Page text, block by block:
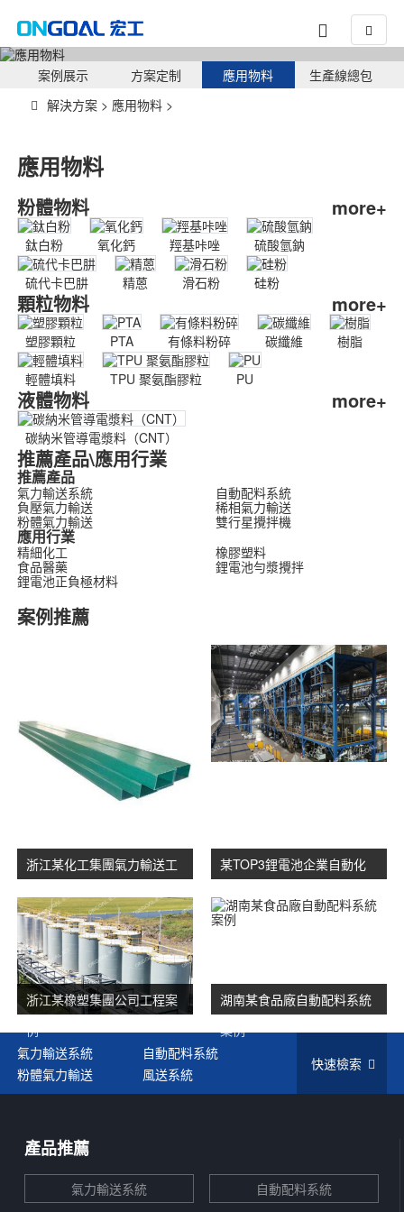
應用物料
案例展示 方案定制 應用物料
生產線總包
解決方案 > 應用物料 >
應用物料
粉體物料 more+
鈦白粉 氧化鈣 羥基咔唑 硫酸氫鈉
硫代卡巴肼 精蒽 滑石粉 硅粉
顆粒物料 more+
塑膠顆粒 PTA 有條料粉碎 碳纖維 樹脂
輕體填料 TPU 聚氨酯膠粒 PU
液體物料 more+
碳納米管導電漿料（CNT）
推薦產品\應用行業
推薦產品
氣力輸送系統
自動配料系統
負壓氣力輸送
稀相氣力輸送
粉體氣力輸送
雙行星攪拌機
應用行業
精細化工
橡膠塑料
食品醫藥
鋰電池勻漿攪拌
鋰電池正負極材料
案例推薦
浙江某化工集團氣力輸送工
程案例
某TOP3鋰電池企業自動化
生產線案例
浙江某橡塑集團公司工程案
例
湖南某食品廠自動配料系統
案例
氣力輸送系統
自動配料系統
粉體氣力輸送
風送系統
快速檢索
產品推薦
氣力輸送系統 自動配料系統